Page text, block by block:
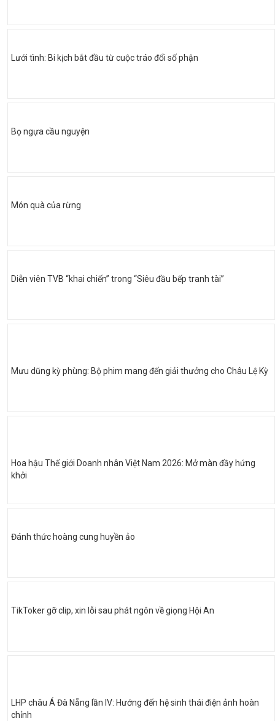
Lưới tình: Bi kịch bắt đầu từ cuộc tráo đổi số phận
Bọ ngựa cầu nguyện
Món quà của rừng
Diễn viên TVB “khai chiến” trong “Siêu đầu bếp tranh tài”
Mưu dũng kỳ phùng: Bộ phim mang đến giải thưởng cho Châu Lệ Kỳ
Hoa hậu Thế giới Doanh nhân Việt Nam 2026: Mở màn đầy hứng
khởi
Đánh thức hoàng cung huyền ảo
TikToker gỡ clip, xin lỗi sau phát ngôn về giọng Hội An
LHP châu Á Đà Nẵng lần IV: Hướng đến hệ sinh thái điện ảnh hoàn
chỉnh